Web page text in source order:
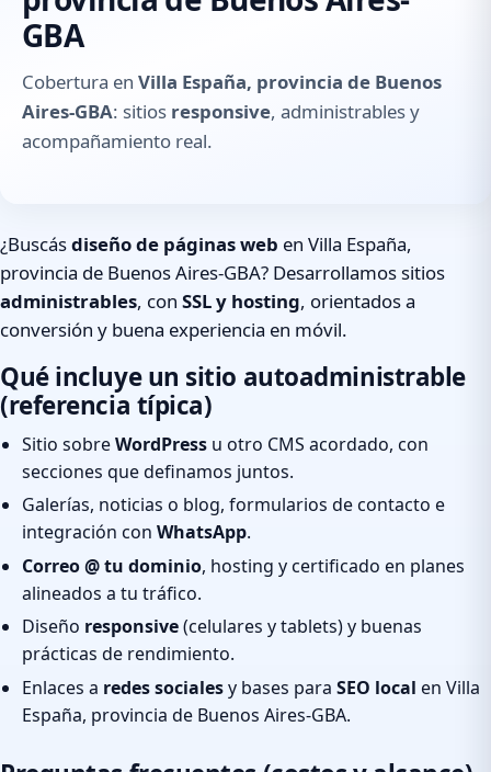
GBA
Cobertura en Villa España, provincia de Buenos
Aires-GBA: sitios responsive, administrables y
acompañamiento real.
¿Buscásdiseño de páginas web en Villa España,
provincia de Buenos Aires-GBA? Desarrollamos sitios
administrables, con SSL y hosting, orientados a
conversión y buena experiencia en móvil.
Qué incluye un sitio autoadministrable
(referencia típica)
Sitio sobreWordPress u otro CMS acordado, con
secciones que definamos juntos.
Galerías, noticias o blog, formularios de contacto e
integración con WhatsApp.
Correo @ tu dominio, hosting y certificado en planes
alineados a tu tráfico.
Diseño responsive(celulares y tablets) y buenas
prácticas de rendimiento.
Enlaces a redes socialesy bases para SEO local en Villa
España, provincia de Buenos Aires-GBA.